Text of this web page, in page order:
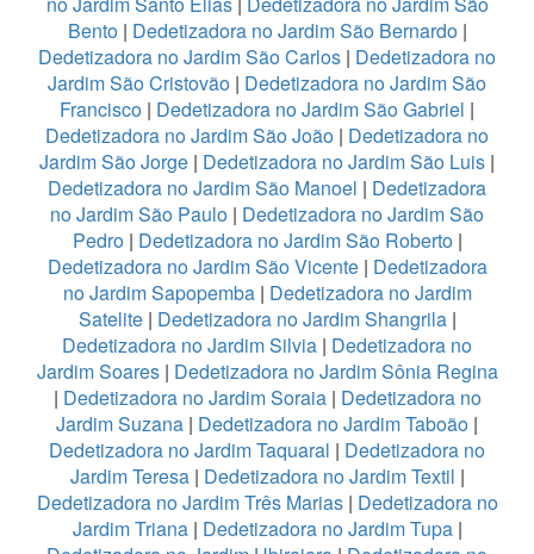
Bento| Dedetizadora no Jardim São Bernardo|
Dedetizadora no Jardim São Carlos | Dedetizadora no
Jardim São Cristovão | Dedetizadora no Jardim São
Francisco | Dedetizadora no Jardim São Gabriel |
Dedetizadora no Jardim São João | Dedetizadora no
Jardim São Jorge | Dedetizadora no Jardim São Luis |
Dedetizadora no Jardim São Manoel | Dedetizadora
no Jardim São Paulo | Dedetizadora no Jardim São
Pedro| Dedetizadora no Jardim São Roberto|
Dedetizadora no Jardim São Vicente| Dedetizadora
no Jardim Sapopemba| Dedetizadora no Jardim
Satelite| Dedetizadora no Jardim Shangrila|
Dedetizadora no Jardim Silvia | Dedetizadora no
Jardim Soares| Dedetizadora no Jardim Sônia Regina
| Dedetizadora no Jardim Soraia| Dedetizadora no
Jardim Suzana | Dedetizadora no Jardim Taboão |
Dedetizadora no Jardim Taquaral | Dedetizadora no
Jardim Teresa| Dedetizadora no Jardim Textil |
Dedetizadora no Jardim Três Marias| Dedetizadora no
Jardim Triana| Dedetizadora no Jardim Tupa|